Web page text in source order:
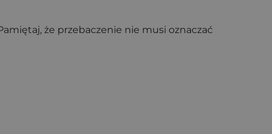
że przebaczenie nie musi oznaczać